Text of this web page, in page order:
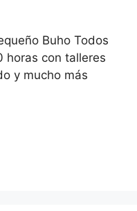
Buho Todos
horas con talleres
y mucho más